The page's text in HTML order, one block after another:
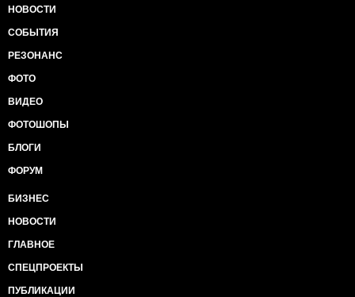
НОВОСТИ
СОБЫТИЯ
РЕЗОНАНС
ФОТО
ВИДЕО
ФОТОШОПЫ
БЛОГИ
ФОРУМ
БИЗНЕС
НОВОСТИ
ГЛАВНОЕ
СПЕЦПРОЕКТЫ
ПУБЛИКАЦИИ